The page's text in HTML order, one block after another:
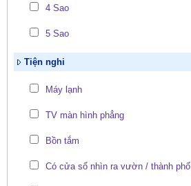
4 Sao
5 Sao
Tiện nghi
Máy lạnh
TV màn hình phẳng
Bồn tắm
Có cửa sổ nhìn ra vườn / thành phố